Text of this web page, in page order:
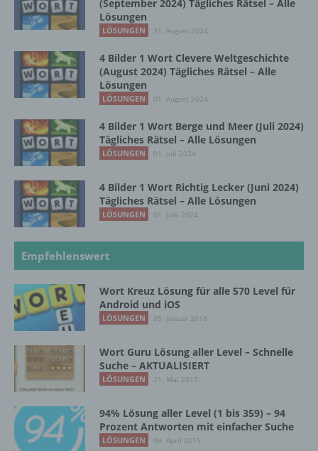
(September 2024) Tägliches Rätsel – Alle
Lösungen
LÖSUNGEN 31. August 2024
4 Bilder 1 Wort Clevere Weltgeschichte
(August 2024) Tägliches Rätsel – Alle
Lösungen
LÖSUNGEN 01. August 2024
4 Bilder 1 Wort Berge und Meer (Juli 2024)
Tägliches Rätsel – Alle Lösungen
LÖSUNGEN 01. Juli 2024
4 Bilder 1 Wort Richtig Lecker (Juni 2024)
Tägliches Rätsel – Alle Lösungen
LÖSUNGEN 01. Juni 2024
Empfehlenswert
Wort Kreuz Lösung für alle 570 Level für
Android und iOS
LÖSUNGEN 05. Januar 2018
Wort Guru Lösung aller Level – Schnelle
Suche – AKTUALISIERT
LÖSUNGEN 21. Mai 2017
94% Lösung aller Level (1 bis 359) – 94
Prozent Antworten mit einfacher Suche
LÖSUNGEN 09. April 2015
betroffenen Person zugeordnet werden
können, sofern diese zusätzlichen
Informationen gesondert aufbewahrt werden
und technischen und organisatorischen
Maßnahmen unterliegen, die gewährleisten,
dass die personenbezogenen Daten nicht
einer identifizierten oder identifizierbaren
natürlichen Person zugewiesen werden.
g) Verantwortlicher oder für die Verarbeitung
Verantwortlicher
Verantwortlicher oder für die Verarbeitung
Verantwortlicher ist die natürliche oder
juristische Person, Behörde, Einrichtung
oder andere Stelle, die allein oder
gemeinsam mit anderen über die Zwecke
und Mittel der Verarbeitung von
personenbezogenen Daten entscheidet.
Sind die Zwecke und Mittel dieser
Verarbeitung durch das Unionsrecht oder
das Recht der Mitgliedstaaten vorgegeben,
so kann der Verantwortliche
beziehungsweise können die bestimmten
Kriterien seiner Benennung nach dem
Unionsrecht oder dem Recht der
h) Auftragsverarbeiter